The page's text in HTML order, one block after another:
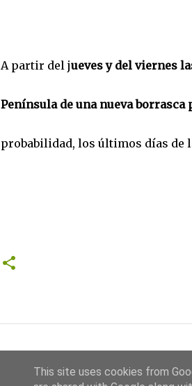
A partir del jueves y del viernes
Península de una nueva borrasca
probabilidad, los últimos días de
This site uses cookies from